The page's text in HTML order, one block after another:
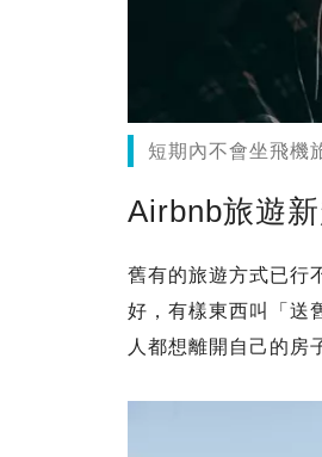
短期內不會坐飛機
Airbnb旅遊
舊有的旅遊方式已行
好，有樣東西叫「送
人都想離開自己的房